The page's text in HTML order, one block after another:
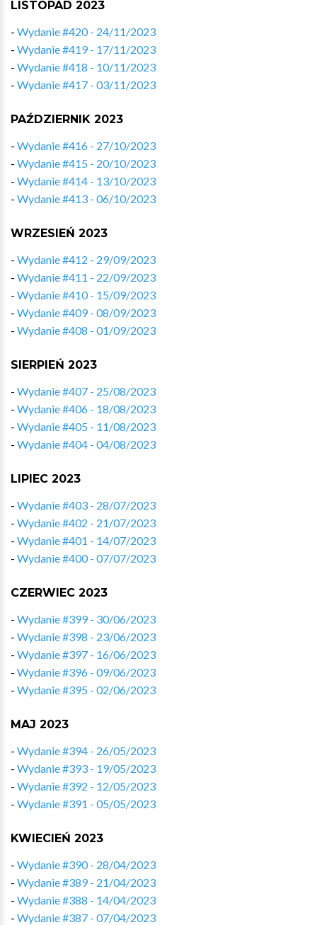
LISTOPAD 2023
- Wydanie #420 - 24/11/2023
- Wydanie #419 - 17/11/2023
- Wydanie #418 - 10/11/2023
- Wydanie #417 - 03/11/2023
PAŹDZIERNIK 2023
- Wydanie #416 - 27/10/2023
- Wydanie #415 - 20/10/2023
- Wydanie #414 - 13/10/2023
- Wydanie #413 - 06/10/2023
WRZESIEŃ 2023
- Wydanie #412 - 29/09/2023
- Wydanie #411 - 22/09/2023
- Wydanie #410 - 15/09/2023
- Wydanie #409 - 08/09/2023
- Wydanie #408 - 01/09/2023
SIERPIEŃ 2023
- Wydanie #407 - 25/08/2023
- Wydanie #406 - 18/08/2023
- Wydanie #405 - 11/08/2023
- Wydanie #404 - 04/08/2023
LIPIEC 2023
- Wydanie #403 - 28/07/2023
- Wydanie #402 - 21/07/2023
- Wydanie #401 - 14/07/2023
- Wydanie #400 - 07/07/2023
CZERWIEC 2023
- Wydanie #399 - 30/06/2023
- Wydanie #398 - 23/06/2023
- Wydanie #397 - 16/06/2023
- Wydanie #396 - 09/06/2023
- Wydanie #395 - 02/06/2023
MAJ 2023
- Wydanie #394 - 26/05/2023
- Wydanie #393 - 19/05/2023
- Wydanie #392 - 12/05/2023
- Wydanie #391 - 05/05/2023
KWIECIEŃ 2023
- Wydanie #390 - 28/04/2023
- Wydanie #389 - 21/04/2023
- Wydanie #388 - 14/04/2023
- Wydanie #387 - 07/04/2023